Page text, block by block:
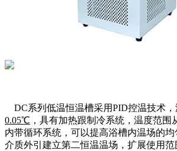
DC系列低温恒温槽采用PID控温技术，
0.05℃ ，具有加热跟制冷系统，温度范围
内带循环系统，可以提高浴槽内温场的
介质外引建立第二恒温温场，扩展使用